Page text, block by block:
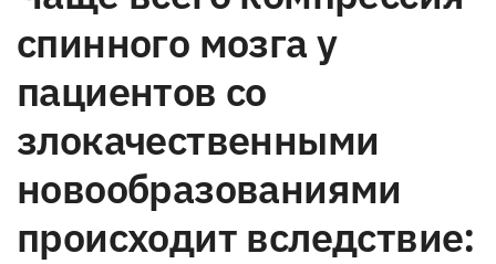
спинного мозга у
пациентов со
злокачественными
новообразованиями
происходит вследствие: